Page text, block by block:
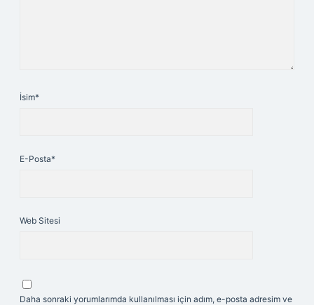
İsim*
E-Posta*
Web Sitesi
Daha sonraki yorumlarımda kullanılması için adım, e-posta adresim ve